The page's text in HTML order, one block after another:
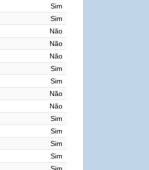
Sim
Sim
Não
Não
Não
Sim
Sim
Não
Não
Sim
Sim
Sim
Sim